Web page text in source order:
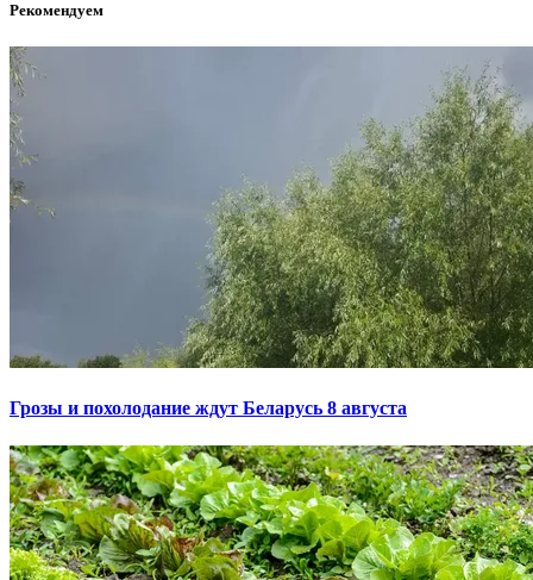
Рекомендуем
Грозы и похолодание ждут Беларусь 8 августа